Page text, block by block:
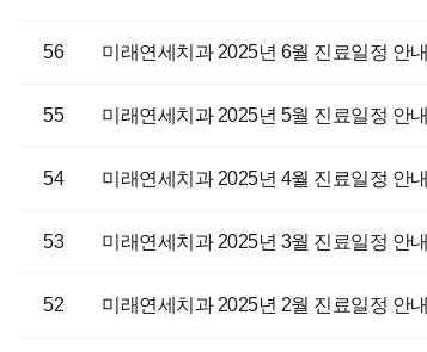
56 미래연세치과 2025년 6월 진료일정 안내
55 미래연세치과 2025년 5월 진료일정 안내
54 미래연세치과 2025년 4월 진료일정 안내
53 미래연세치과 2025년 3월 진료일정 안내
52 미래연세치과 2025년 2월 진료일정 안내